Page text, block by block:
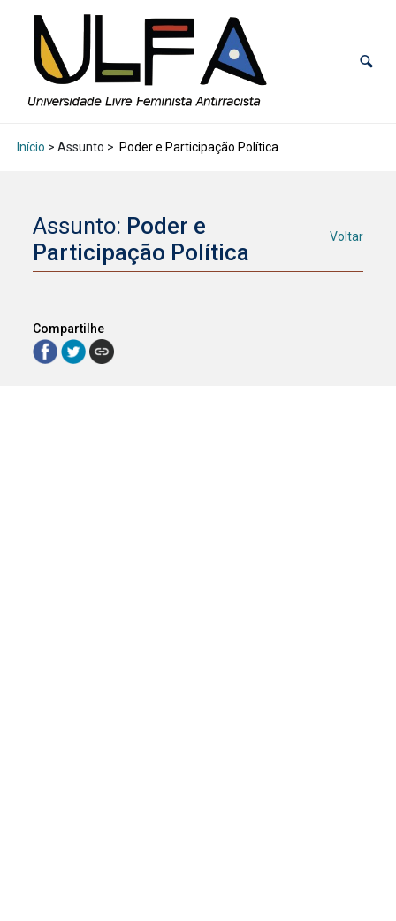
Início > Assunto > Poder e Participação Política
Assunto: Poder e
Participação Política
Voltar
Compartilhe